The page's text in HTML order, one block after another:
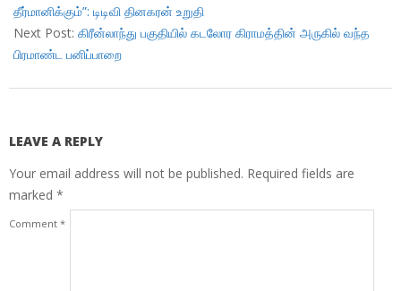
15
தீர்மானிக்கும்”: டிடிவி தினகரன் உறுதி
Next Post: கிரீன்லாந்து பகுதியில் கடலோர கிராமத்தின் அருகில் வந்த
பிரமாண்ட பனிப்பாறை
LEAVE A REPLY
Your email address will not be published. Required fields are
marked *
Comment *